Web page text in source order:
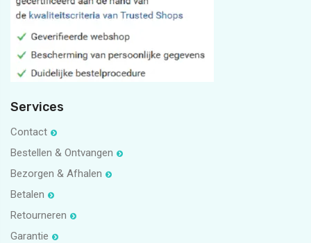
5
Services
Contact
Bestellen & Ontvangen
Bezorgen & Afhalen
Betalen
Retourneren
Garantie